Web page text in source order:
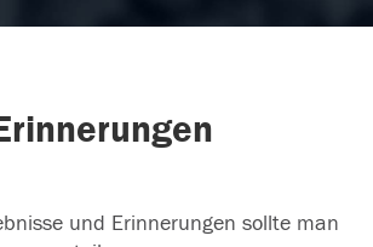
und Erinnerungen sollte man